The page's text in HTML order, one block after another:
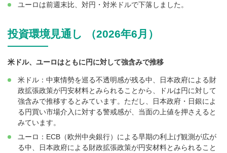
ユーロは前週末比、対円・対米ドルで下落しました。
投資環境見通し （2026年6月）
米ドル、ユーロはともに円に対して強含みで推移
米ドル：中東情勢を巡る不透明感が残る中、日本政府による財
政拡張政策が円安材料とみられることから、ドルは円に対して
強含みで推移するとみています。ただし、日本政府・日銀によ
る円買い市場介入に対する警戒感が、当面の上値を押さえると
みています。
ユーロ：ECB（欧州中央銀行）による早期の利上げ観測が広が
る中、日本政府による財政拡張政策が円安材料とみられること